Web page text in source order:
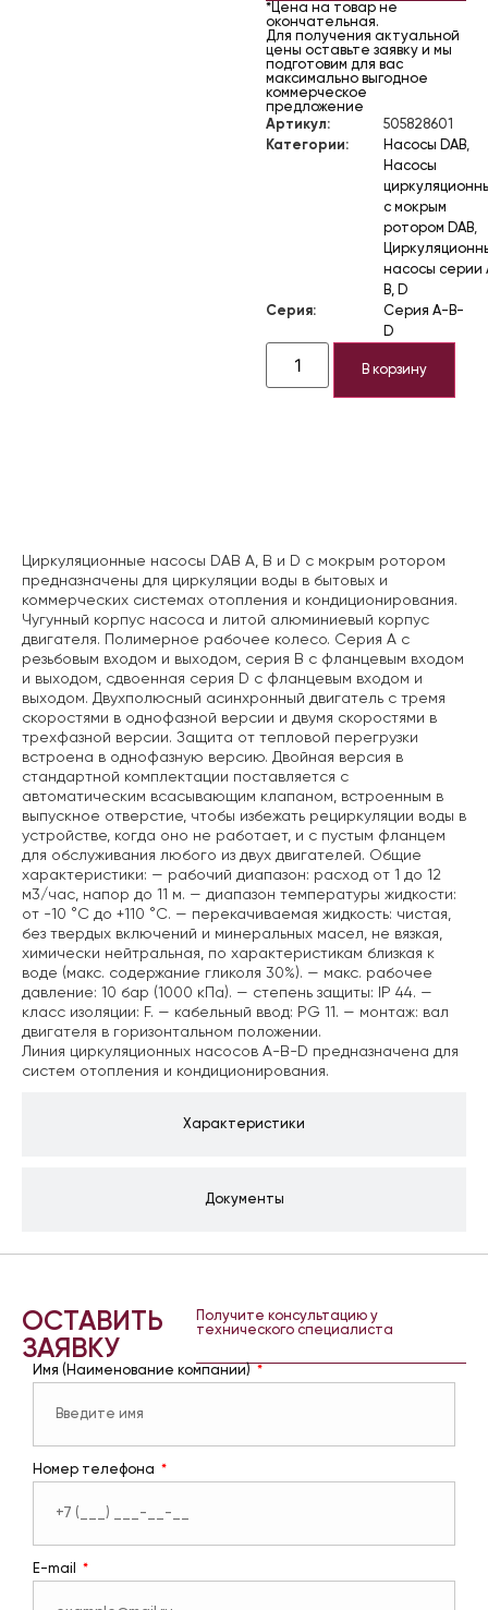
*Цена на товар не
окончательная.
Для получения актуальной
цены оставьте заявку и мы
подготовим для вас
максимально выгодное
коммерческое
предложение
Артикул:
505828601
Категории:
Насосы DAB,
Насосы
с мокрым
ротором DAB,
насосы серии
B, D
Серия:
Серия A-B-
D
В корзину
Характеристики
Документы
Циркуляционные насосы DAB A, B и D с мокрым ротором
предназначены для циркуляции воды в бытовых и
коммерческих системах отопления и кондиционирования.
Чугунный корпус насоса и литой алюминиевый корпус
двигателя. Полимерное рабочее колесо. Серия A с
резьбовым входом и выходом, серия B с фланцевым входом
и выходом, сдвоенная серия D с фланцевым входом и
выходом. Двухполюсный асинхронный двигатель с тремя
скоростями в однофазной версии и двумя скоростями в
трехфазной версии. Защита от тепловой перегрузки
встроена в однофазную версию. Двойная версия в
стандартной комплектации поставляется с
автоматическим всасывающим клапаном, встроенным в
выпускное отверстие, чтобы избежать рециркуляции воды в
устройстве, когда оно не работает, и с пустым фланцем
для обслуживания любого из двух двигателей. Общие
характеристики: — рабочий диапазон: расход от 1 до 12
м3/час, напор до 11 м. — диапазон температуры жидкости:
от -10 °C до +110 °C. — перекачиваемая жидкость: чистая,
без твердых включений и минеральных масел, не вязкая,
химически нейтральная, по характеристикам близкая к
воде (макс. содержание гликоля 30%). — макс. рабочее
давление: 10 бар (1000 кПа). — степень защиты: IP 44. —
класс изоляции: F. — кабельный ввод: PG 11. — монтаж: вал
двигателя в горизонтальном положении.
Линия циркуляционных насосов A-B-D предназначена для
систем отопления и кондиционирования.
ОСТАВИТЬ
ЗАЯВКУ
Получите консультацию у
технического специалиста
Имя (Наименование компании)
Номер телефона
E-mail